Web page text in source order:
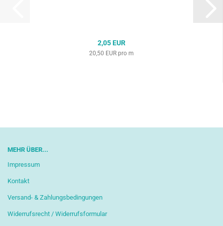
2,05 EUR
20,50 EUR pro m
MEHR ÜBER...
Impressum
Kontakt
Versand- & Zahlungsbedingungen
Widerrufsrecht / Widerrufsformular